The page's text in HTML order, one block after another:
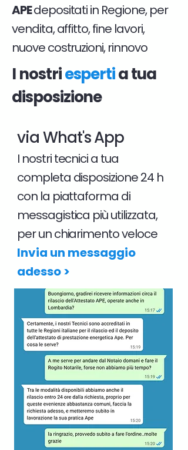
APEdepositati in Regione, per
vendita, affitto, fine lavori,
nuove costruzioni, rinnovo
I nostriespertia tua
disposizione
via What's App
I nostri tecnici a tua
completa disposizione 24 h
con la piattaforma di
messagistica più utilizzata,
per un chiarimento veloce
Invia un messaggio
adesso >